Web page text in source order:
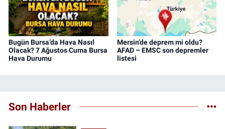
Bugün Bursa’da Hava Nasıl
Olacak? 7 Ağustos Cuma Bursa
Hava Durumu
Mersin’de deprem mi oldu?
AFAD – EMSC son depremler
listesi
Son Haberler